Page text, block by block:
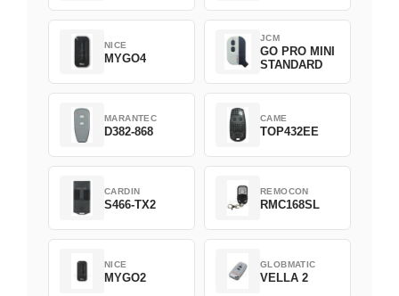
NICE
MYGO4
JCM
GO PRO MINI
STANDARD
MARANTEC
D382-868
CAME
TOP432EE
CARDIN
S466-TX2
REMOCON
RMC168SL
NICE
MYGO2
GLOBMATIC
VELLA 2